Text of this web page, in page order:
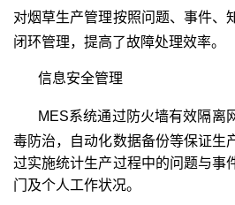
对烟草生产管理按照问题、事件、
闭环管理，提高了故障处理效率。
信息安全管理
MES系统通过防火墙有效隔离
毒防治，自动化数据备份等保证生
过实施统计生产过程中的问题与事
门及个人工作状况。